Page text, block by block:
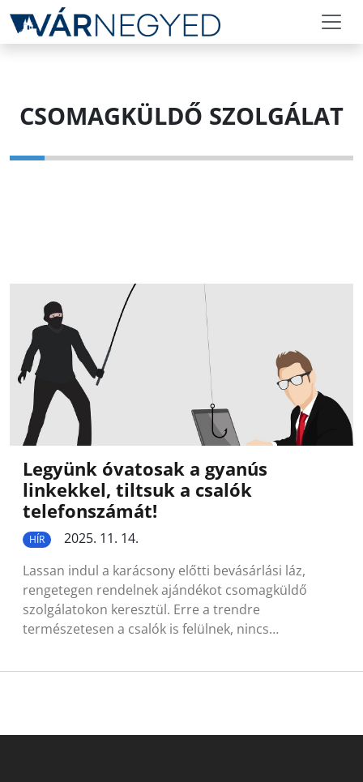
CSOMAGKÜLDŐ SZOLGÁLAT
Legyünk óvatosak a gyanús
linkekkel, tiltsuk a csalók
telefonszámát!
HÍR
2025. 11. 14.
Lassan indul a karácsony előtti bevásárlási láz,
rengetegen rendelnek ajándékot csomagküldő
szolgálatokon keresztül. Erre a trendre
természetesen a csalók is felülnek, nincs…